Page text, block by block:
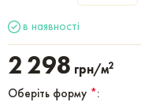
в наявності
2 298 грн/м2
Оберіть форму *: